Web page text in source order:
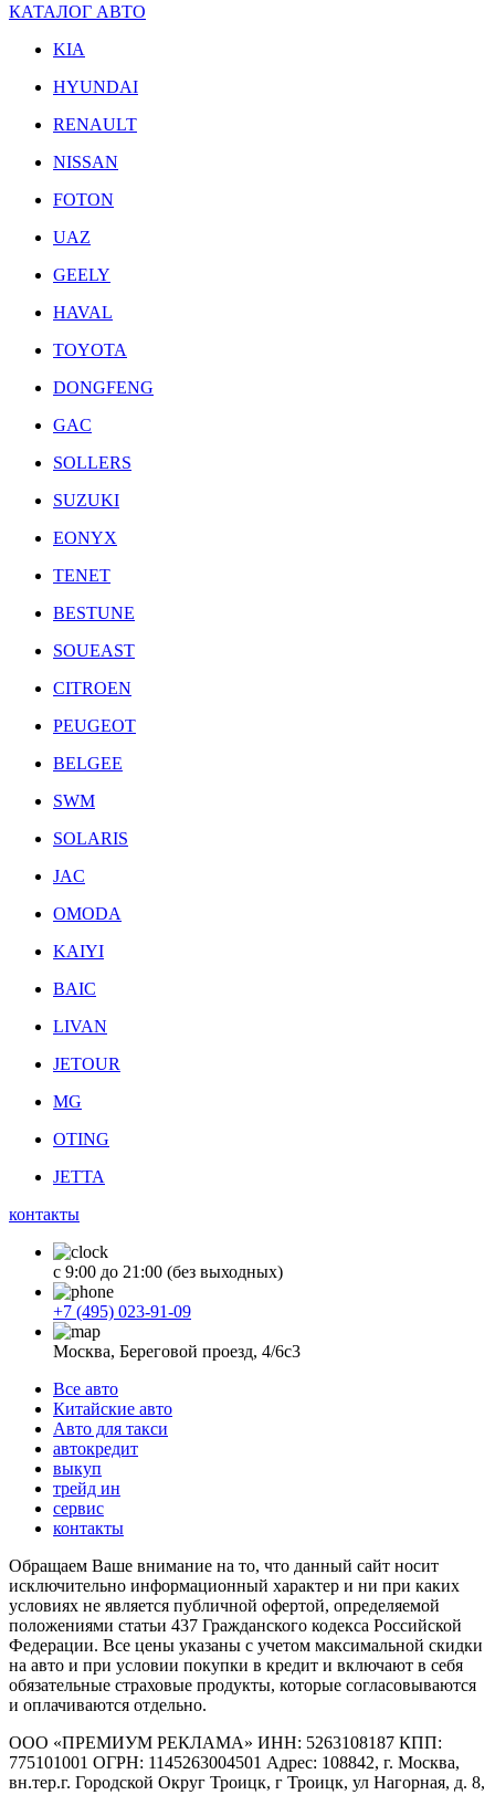
КАТАЛОГ АВТО
KIA
HYUNDAI
RENAULT
NISSAN
FOTON
UAZ
GEELY
HAVAL
TOYOTA
DONGFENG
GAC
SOLLERS
SUZUKI
EONYX
TENET
BESTUNE
SOUEAST
CITROEN
PEUGEOT
BELGEE
SWM
SOLARIS
JAC
OMODA
KAIYI
BAIC
LIVAN
JETOUR
MG
OTING
JETTA
контакты
с 9:00 до 21:00 (без выходных)
+7 (495) 023-91-09
Москва, Береговой проезд, 4/6с3
Все авто
Китайские авто
Авто для такси
автокредит
выкуп
трейд ин
сервис
контакты
Обращаем Ваше внимание на то, что данный сайт носит
исключительно информационный характер и ни при каких
условиях не является публичной офертой, определяемой
положениями статьи 437 Гражданского кодекса Российской
Федерации. Все цены указаны с учетом максимальной скидки
на авто и при условии покупки в кредит и включают в себя
обязательные страховые продукты, которые согласовываются
и оплачиваются отдельно.
ООО «ПРЕМИУМ РЕКЛАМА» ИНН: 5263108187 КПП:
775101001 ОГРН: 1145263004501 Адрес: 108842, г. Москва,
вн.тер.г. Городской Округ Троицк, г Троицк, ул Нагорная, д. 8,